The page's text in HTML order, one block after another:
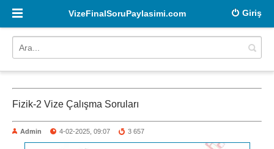
Giriş
VizeFinalSoruPaylasimi.com
Fizik-2 Vize Çalışma Soruları
Admin 4-02-2025, 09:07 3 657